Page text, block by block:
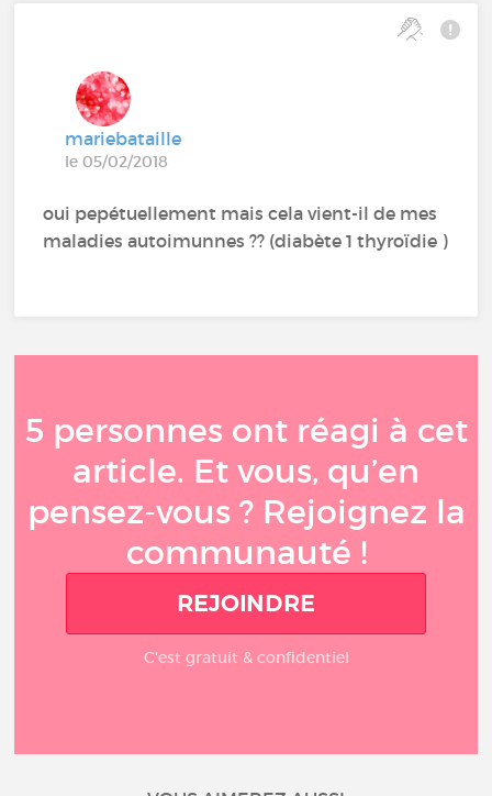
mariebataille
le 05/02/2018
oui pepétuellement mais cela vient-il de mes
maladies autoimunnes ?? (diabète 1 thyroïdie )
5 personnes ont réagi à cet
article. Et vous, qu’en
pensez-vous ? Rejoignez la
communauté !
REJOINDRE
C'est gratuit & confidentiel